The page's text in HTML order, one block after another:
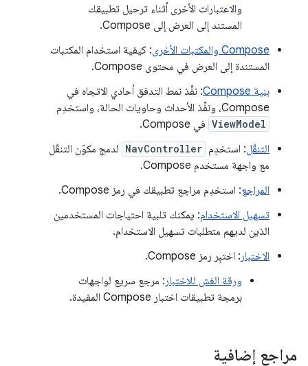
والاعتبارات الأخرى أثناء ترحيل تطبيقك
المستند إلى العرض إلى Compose.
Compose والمكتبات الأخرى
: كيفية استخدام المكتبات
المستندة إلى العرض في محتوى Compose.
بنية Compose
: نفِّذ نمط التدفق أحادي الاتجاه في
Compose، ونفِّذ الأحداث وحاويات الحالة، واستخدِم
ViewModel في Compose.
التنقّل: استخدِم NavController لدمج مكوّن التنقّل
مع واجهة مستخدم Compose.
المراجع: استخدِم مراجع تطبيقك في رمز Compose.
تسهيل الاستخدام: يمكنك تلبية احتياجات المستخدمين
الذين لديهم متطلبات تسهيل الاستخدام.
الاختبار : اختبِر رمز Compose.
ورقة الغش للاختبار : مرجع سريع لواجهات
برمجة تطبيقات اختبار Compose المفيدة.
مراجع إضافية